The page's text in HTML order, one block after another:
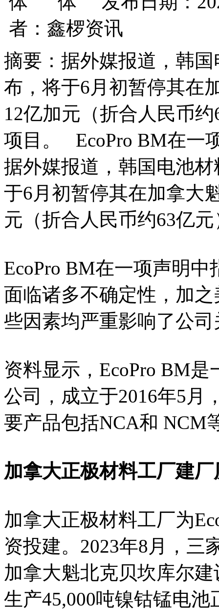
者：鑫椤资讯
摘要：据外媒报道，韩
布，将于6月初暂停其在
12亿加元（折合人民币
项目。 EcoPro BM在一
据外媒报道，韩国电池
于6月初暂停其在加拿大
元（折合人民币约63亿
EcoPro BM在一项声明
面临诸多不确定性，加
些因素均严重影响了公
资料显示，EcoPro BM
公司，成立于2016年5月
要产品包括NCA和 NCM
加拿大正极材料工厂建厂
加拿大正极材料工厂为
资投建。2023年8月，三
加拿大魁北克贝坎库尔
生产45,000吨镍钴锰电